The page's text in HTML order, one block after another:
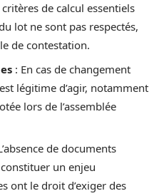
critères de calcul essentiels
lot ne sont pas respectés,
de contestation.
: En cas de changement
légitime d’agir, notamment
lors de l’assemblée
de documents
un enjeu
ont le droit d’exiger des